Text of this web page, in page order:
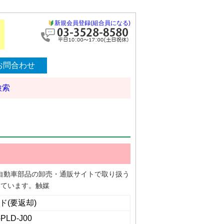
新規会員登録(組合員になる)
問合わせ
索
車部品の卸売・通販サイトで取り扱う
います。触媒
(要返却)
J00